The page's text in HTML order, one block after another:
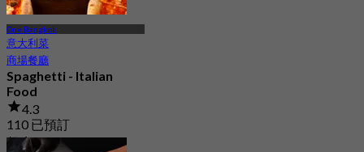
One Bangkok
意大利菜
商場餐廳
Spaghetti - Italian
Food
4.3
110 已預訂
起฿ 462.5